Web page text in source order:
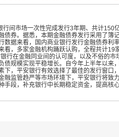
行间市场一次性完成发行3年期、共计
债券。据悉，本期金融债券发行采用了簿
据来看，国内商业银行发行金融债券利
看，多家金融机构踊跃认购，全程共计19
行在金融同业间的认可度，以及不俗的市
规模实现平稳增长。自今年上半年以来
下，平安银行有效选择了最佳的发行窗口
融监管趋严等市场环境下，平安银行将致
手段，补充银行中长期稳定资金，提高